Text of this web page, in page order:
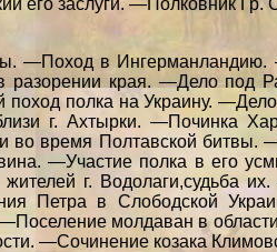
его заслуги. —Полковник
—Поход в
в разорении края. —Дело
поход полка на Украину.
г. Ахтырки. —Починка
во время Полтавской
—Участие полка в его
г. Водолаги,судьба
Петра в Слободской
молдаван в
—Сочинение козака